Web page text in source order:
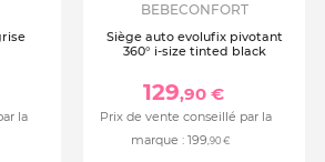
la
BEBECONFORT
Siège auto evolufix pivotant
360° i-size tinted black
129,90 €
Prix de vente conseillé par la
marque : 199,90 €